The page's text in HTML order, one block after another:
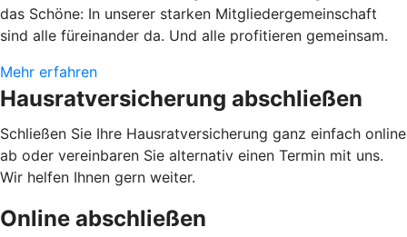
das Schöne: In unserer starken Mitgliedergemeinschaft
sind alle füreinander da. Und alle profitieren gemeinsam.
Mehr erfahren
Hausratversicherung abschließen
Schließen Sie Ihre Hausratversicherung ganz einfach online
ab oder vereinbaren Sie alternativ einen Termin mit uns.
Wir helfen Ihnen gern weiter.
Online abschließen